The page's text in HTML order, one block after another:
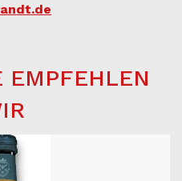
EMPFEHLEN